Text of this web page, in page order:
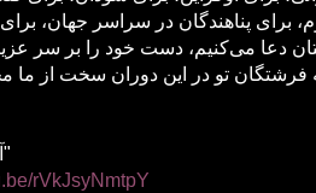
برای پناهندگان در سراسر جهان، برای
دعا می‌کنیم، دست خود را بر سر
تو در این دوران سخت از ما
آهنگ "یکشنبه"
rVkJsyNmtpY